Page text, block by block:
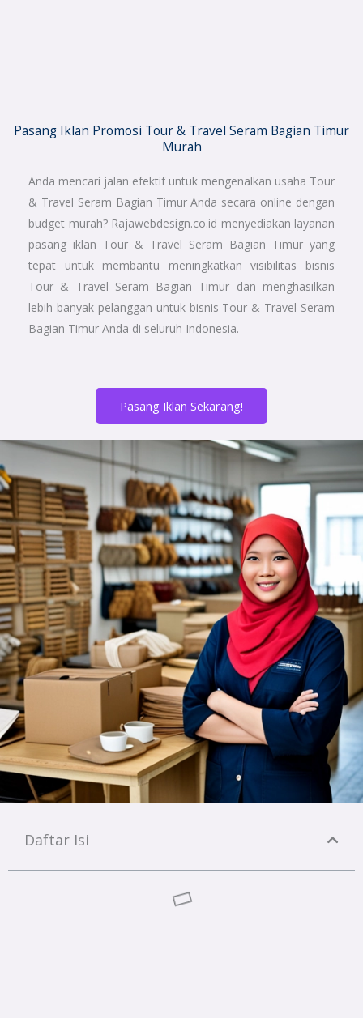
Pasang Iklan Promosi Tour & Travel Seram Bagian Timur
Murah
Anda mencari jalan efektif untuk mengenalkan usaha Tour
& Travel Seram Bagian Timur Anda secara online dengan
budget murah? Rajawebdesign.co.id menyediakan layanan
pasang iklan Tour & Travel Seram Bagian Timur yang
tepat untuk membantu meningkatkan visibilitas bisnis
Tour & Travel Seram Bagian Timur dan menghasilkan
lebih banyak pelanggan untuk bisnis Tour & Travel Seram
Bagian Timur Anda di seluruh Indonesia.
Pasang Iklan Sekarang!
Daftar Isi